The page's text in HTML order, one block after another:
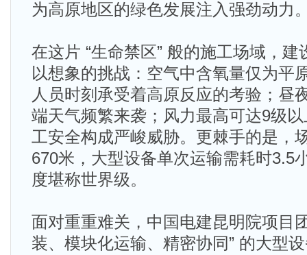
为高原地区的绿色发展注入强劲动力
在这片 “生命禁区” 般的施工场域，
以想象的挑战：空气中含氧量仅为平
人员时刻承受着高原反应的考验；昼
端天气频繁来袭；风力最高可达9级
工安全构成严峻威胁。更棘手的是，
670米，大型设备单次运输需耗时3.5
度堪称世界级。
面对重重难关，中国电建昆明院项目
装、模块化运输、精密协同” 的大型